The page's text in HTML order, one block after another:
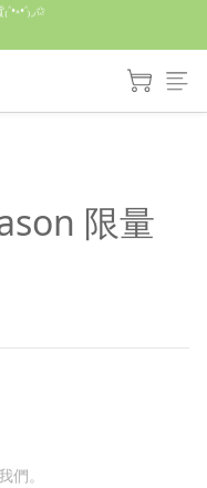
左右喔!
限量
們。